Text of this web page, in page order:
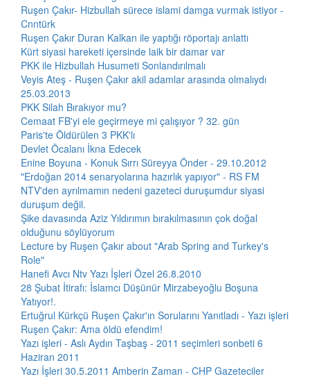
Ruşen Çakır- Hizbullah sürece islami damga vurmak istiyor -
Cnntürk
Ruşen Çakır Duran Kalkan ile yaptığı röportajı anlattı
Kürt siyasi hareketi içersinde laik bir damar var
PKK ile Hizbullah Husumeti Sonlandırılmalı
Veyis Ateş - Ruşen Çakır akil adamlar arasında olmalıydı
25.03.2013
PKK Silah Bırakıyor mu?
Cemaat FB'yi ele geçirmeye mi çalışıyor ? 32. gün
Paris'te Öldürülen 3 PKK'lı
Devlet Öcalanı İkna Edecek
Enine Boyuna - Konuk Sırrı Süreyya Önder - 29.10.2012
"Erdoğan 2014 senaryolarına hazırlık yapıyor" - RS FM
NTV'den ayrılmamın nedeni gazeteci duruşumdur siyasi
duruşum değil.
Şike davasında Aziz Yıldırımın bırakılmasının çok doğal
olduğunu söylüyorum
Lecture by Ruşen Çakır about "Arab Spring and Turkey's
Role"
Hanefi Avcı Ntv Yazı İşleri Özel 26.8.2010
28 Şubat İtirafı: İslamcı Düşünür Mirzabeyoğlu Boşuna
Yatıyor!.
Ertuğrul Kürkçü Ruşen Çakır'ın Sorularını Yanıtladı - Yazı işleri
Ruşen Çakır: Ama öldü efendim!
Yazı işleri - Aslı Aydın Taşbaş - 2011 seçimleri sonbeti 6
Haziran 2011
Yazı İşleri 30.5.2011 Amberin Zaman - CHP Gazeteciler